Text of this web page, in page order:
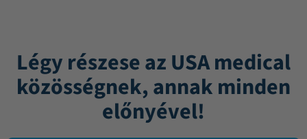
Légy részese az USA medical
közösségnek, annak minden
előnyével!